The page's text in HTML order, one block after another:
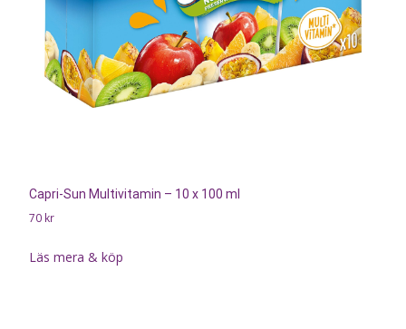
Capri-Sun Multivitamin – 10 x 100 ml
70 kr
Läs mera & köp